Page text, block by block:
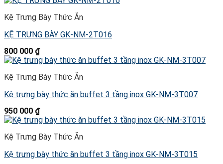
Kệ Trưng Bày Thức Ăn
KỆ TRƯNG BÀY GK-NM-2T016
800 000 ₫
Kệ Trưng Bày Thức Ăn
Kệ trưng bày thức ăn buffet 3 tầng inox GK-NM-3T007
950 000 ₫
Kệ Trưng Bày Thức Ăn
Kệ trưng bày thức ăn buffet 3 tầng inox GK-NM-3T015